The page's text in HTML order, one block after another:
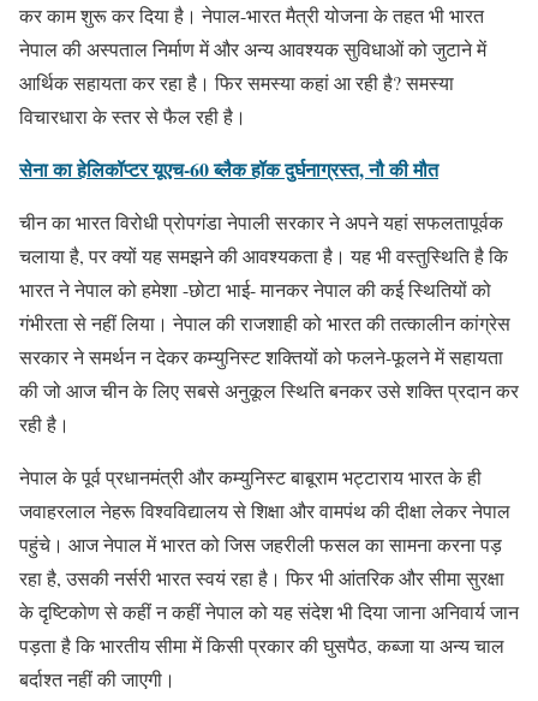
कर काम शुरू कर दिया है। नेपाल-भारत मैत्री योजना के तहत भी भारत
नेपाल की अस्पताल निर्माण में और अन्य आवश्यक सुविधाओं को जुटाने में
आर्थिक सहायता कर रहा है। फिर समस्या कहां आ रही है? समस्या
विचारधारा के स्तर से फैल रही है।
सेना का हेलिकॉप्टर यूएच-60 ब्लैक हॉक दुर्घनाग्रस्त, नौ की मौत
चीन का भारत विरोधी प्रोपगंडा नेपाली सरकार ने अपने यहां सफलतापूर्वक
चलाया है, पर क्यों यह समझने की आवश्यकता है। यह भी वस्तुस्थिति है कि
भारत ने नेपाल को हमेशा -छोटा भाई- मानकर नेपाल की कई स्थितियों को
गंभीरता से नहीं लिया। नेपाल की राजशाही को भारत की तत्कालीन कांग्रेस
सरकार ने समर्थन न देकर कम्युनिस्ट शक्तियों को फलने-फूलने में सहायता
की जो आज चीन के लिए सबसे अनुकूल स्थिति बनकर उसे शक्ति प्रदान कर
रही है।
नेपाल के पूर्व प्रधानमंत्री और कम्युनिस्ट बाबूराम भट्टाराय भारत के ही
जवाहरलाल नेहरू विश्वविद्यालय से शिक्षा और वामपंथ की दीक्षा लेकर नेपाल
पहुंचे। आज नेपाल में भारत को जिस जहरीली फसल का सामना करना पड़
रहा है, उसकी नर्सरी भारत स्वयं रहा है। फिर भी आंतरिक और सीमा सुरक्षा
के दृष्टिकोण से कहीं न कहीं नेपाल को यह संदेश भी दिया जाना अनिवार्य जान
पड़ता है कि भारतीय सीमा में किसी प्रकार की घुसपैठ, कब्जा या अन्य चाल
बर्दाश्त नहीं की जाएगी।